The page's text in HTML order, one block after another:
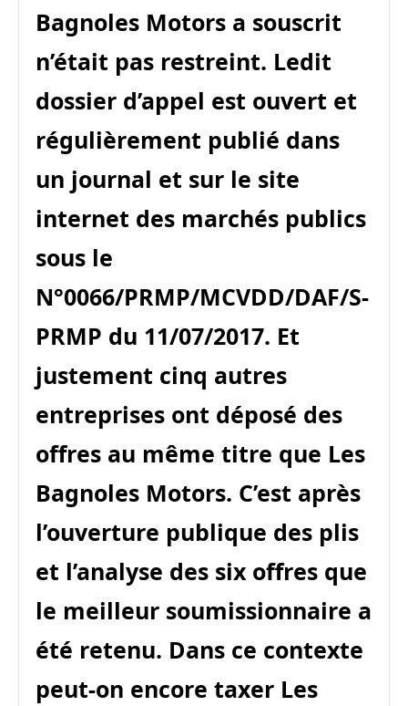
Bagnoles Motors a souscrit
n’était pas restreint. Ledit
dossier d’appel est ouvert et
régulièrement publié dans
un journal et sur le site
internet des marchés publics
sous le
N°0066/PRMP/MCVDD/DAF/S-
PRMP du 11/07/2017. Et
justement cinq autres
entreprises ont déposé des
offres au même titre que Les
Bagnoles Motors. C’est après
l’ouverture publique des plis
et l’analyse des six offres que
le meilleur soumissionnaire a
été retenu. Dans ce contexte
peut-on encore taxer Les